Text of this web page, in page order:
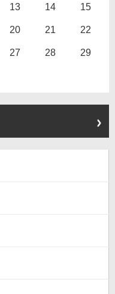
13 14 15
20 21 22
27 28 29